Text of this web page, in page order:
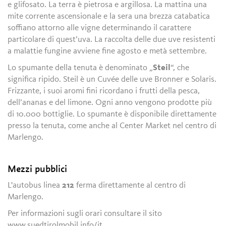
e glifosato. La terra è pietrosa e argillosa. La mattina una
mite corrente ascensionale e la sera una brezza catabatica
soffiano attorno alle vigne determinando il carattere
particolare di quest’uva. La raccolta delle due uve resistenti
a malattie fungine avviene fine agosto e metà settembre.
Lo spumante della tenuta è denominato „Steil “, che
significa ripido. Steil è un Cuvée delle uve Bronner e Solaris.
Frizzante, i suoi aromi fini ricordano i frutti della pesca,
dell’ananas e del limone. Ogni anno vengono prodotte più
di 10.000 bottiglie. Lo spumante è disponibile direttamente
presso la tenuta, come anche al Center Market nel centro di
Marlengo.
Mezzi pubblici
L'autobus linea212 ferma direttamente al centro di
Marlengo.
Per informazioni sugli orari consultare il sito